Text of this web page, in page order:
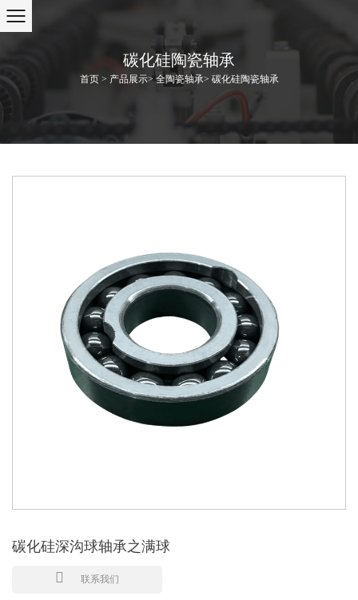
碳化硅陶瓷轴承
首页> 产品展示>全陶瓷轴承> 碳化硅陶瓷轴承
碳化硅深沟球轴承之满球
联系我们